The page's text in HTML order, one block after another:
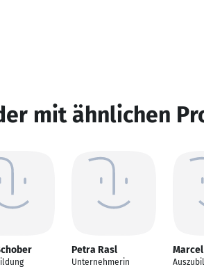
mit ähnlichen
Petra Rasl
Unternehmerin